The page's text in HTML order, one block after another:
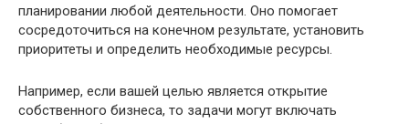
планировании любой деятельности. Оно помогает
сосредоточиться на конечном результате, установить
приоритеты и определить необходимые ресурсы.
Например, если вашей целью является открытие
собственного бизнеса, то задачи могут включать